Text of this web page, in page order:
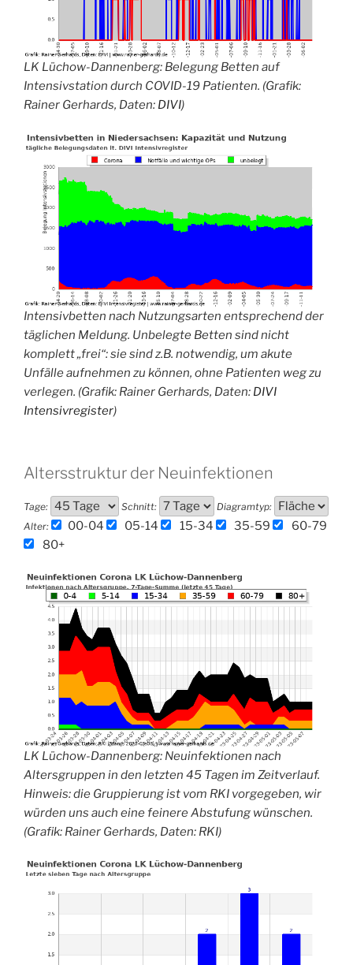
LK Lüchow-Dannenberg: Belegung Betten auf
Intensivstation durch COVID-19 Patienten. (Grafik:
Rainer Gerhards, Daten: DIVI)
Intensivbetten nach Nutzungsarten entsprechend der
täglichen Meldung. Unbelegte Betten sind nicht
komplett „frei“: sie sind z.B. notwendig, um akute
Unfälle aufnehmen zu können, ohne Patienten weg zu
verlegen. (Grafik: Rainer Gerhards, Daten: DIVI
Intensivregister)
Altersstruktur der Neuinfektionen
Tage: Schnitt:
Diagramtyp:
Alter:
00-04 05-14 15-34 35-59
60-79
80+
LK Lüchow-Dannenberg: Neuinfektionen nach
Altersgruppen in den letzten 45 Tagen im Zeitverlauf.
Hinweis: die Gruppierung ist vom RKI vorgegeben, wir
würden uns auch eine feinere Abstufung wünschen.
(Grafik: Rainer Gerhards, Daten: RKI)